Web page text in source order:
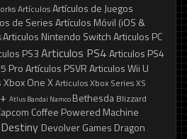
ArtículosArtículos de Juegos
de SeriesArtículos Móvil (iOS &
Articulos Nintendo SwitchArticulos PC
PS3Articulos PS4Articulos PS4
ProArtículos PSVRArticulos Wii U
Xbox One XArticulos Xbox Series XS
Atlus Bandai Namco Bethesda Blizzard
Coffee Powered Machine
Destiny Devolver Games Dragon